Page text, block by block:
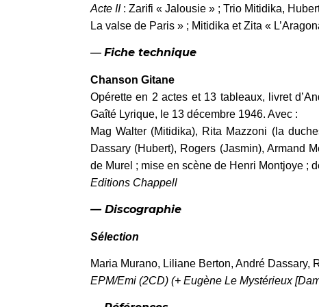
Acte II : Zarifi « Jalousie » ; Trio Mitidika,
La valse de Paris » ; Mitidika et Zita «
— Fiche technique
Chanson Gitane
Opérette en 2 actes et 13 tableaux, livret
Gaîté Lyrique, le 13 décembre 1946. Avec :
Mag Walter (Mitidika), Rita Mazzoni (la
Dassary (Hubert), Rogers (Jasmin), Armand
de Murel ; mise en scène de Henri Montjoye ;
Editions Chappell
— Discographie
Sélection
Maria Murano, Liliane Berton, André Dassary,
EPM/Emi (2CD) (+ Eugène Le Mystérieux